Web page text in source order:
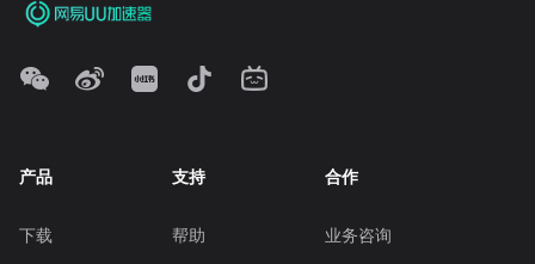
产品
下载
支持
帮助
合作
业务咨询